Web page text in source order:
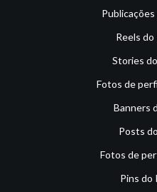
Reels
Stories
Fotos de
Banners
Posts
Fotos de
Pins do